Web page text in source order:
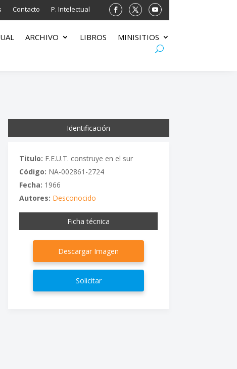
Contacto P. Intelectual
ARCHIVO LIBROS MINISITIOS
Identificación
Titulo: F.E.U.T. construye en el sur
Código: NA-002861-2724
Fecha: 1966
Autores: Desconocido
Ficha técnica
Descargar Imagen
Solicitar